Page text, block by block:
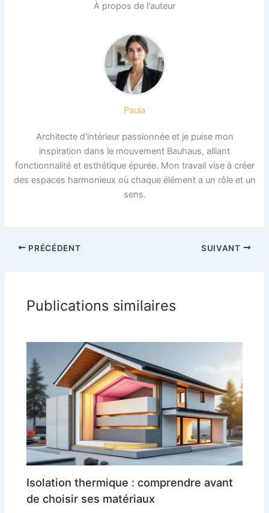
À propos de l'auteur
Paula
Architecte d'intérieur passionnée et je puise mon
inspiration dans le mouvement Bauhaus, alliant
fonctionnalité et esthétique épurée. Mon travail vise à créer
des espaces harmonieux où chaque élément a un rôle et un
sens.
PRÉCÉDENT SUIVANT
Publications similaires
Isolation thermique : comprendre avant
de choisir ses matériaux